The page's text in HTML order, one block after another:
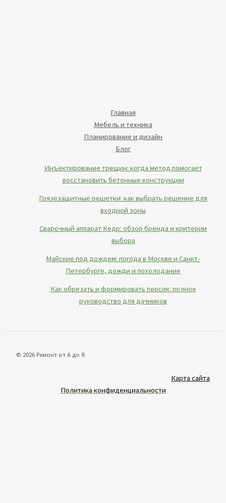
Главная
Мебель и техника
Планирование и дизайн
Блог
Инъектирование трещин: когда метод помогает
восстановить бетонные конструкции
Грязезащитные решетки: как выбрать решение для
входной зоны
Сварочный аппарат Кедр: обзор бренда и критерии
выбора
Майские под дождем: погода в Москве и Санкт-
Петербурге, дожди и похолодание
Как обрезать и формировать персик: полное
руководство для дачников
© 2026 Ремонт от А до Я
Карта сайта
Политика конфиденциальности